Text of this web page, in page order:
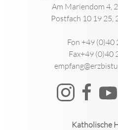
Am Mariendom 4,
Postfach 10 19 25,
Fon +49
Fax+49 (0)40
Katholische